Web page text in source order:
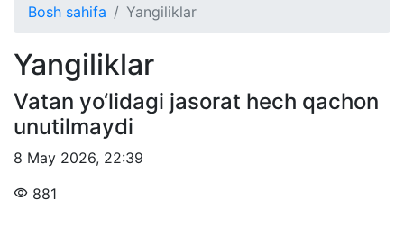
Bosh sahifa Yangiliklar
Yangiliklar
Vatan yo‘lidagi jasorat hech qachon
unutilmaydi
8 May 2026, 22:39
881